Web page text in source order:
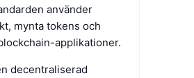
använder
mynta tokens och
applikationer.
decentraliserad